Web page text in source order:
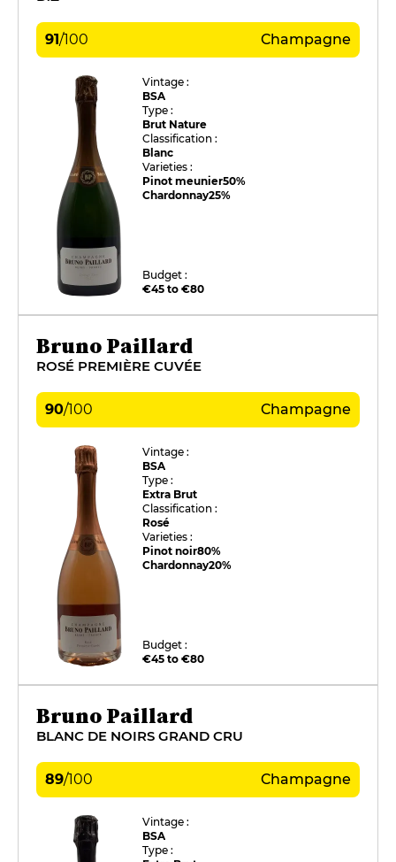
91/100 Champagne
Vintage :
BSA
Type :
Brut Nature
Classification :
Blanc
Varieties :
Pinot meunier50%
Chardonnay25%
Budget :
€45 to €80
Bruno Paillard
ROSÉ PREMIÈRE CUVÉE
90/100 Champagne
Vintage :
BSA
Type :
Extra Brut
Classification :
Rosé
Varieties :
Pinot noir80%
Chardonnay20%
Budget :
€45 to €80
Bruno Paillard
BLANC DE NOIRS GRAND CRU
89/100 Champagne
Vintage :
BSA
Type :